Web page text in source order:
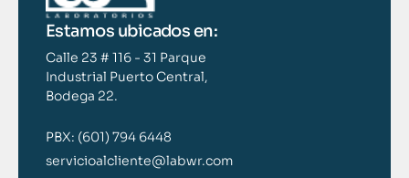
Estamos ubicados en:
Calle 23 # 116 - 31 Parque
Industrial Puerto Central,
Bodega 22.
PBX: (601) 794 6448
servicioalcliente@labwr.com